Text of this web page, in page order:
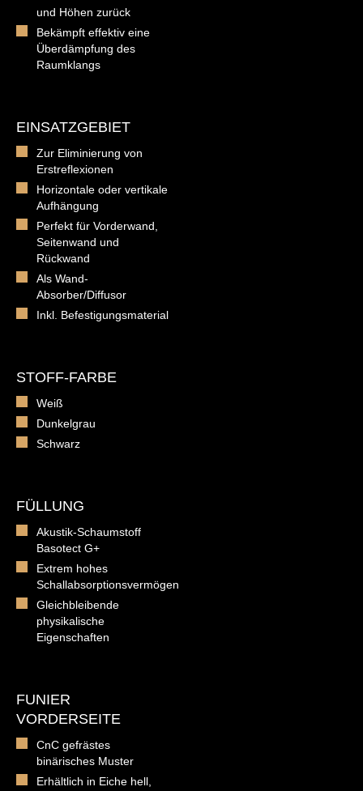
und Höhen zurück
Bekämpft effektiv eine
Überdämpfung des
Raumklangs
EINSATZGEBIET
Zur Eliminierung von
Erstreflexionen
Horizontale oder vertikale
Aufhängung
Perfekt für Vorderwand,
Seitenwand und
Rückwand
Als Wand-
Absorber/Diffusor
Inkl. Befestigungsmaterial
STOFF-FARBE
Weiß
Dunkelgrau
Schwarz
FÜLLUNG
Akustik-Schaumstoff
Basotect G+
Extrem hohes
Schallabsorptionsvermögen
Gleichbleibende
physikalische
Eigenschaften
FUNIER
VORDERSEITE
CnC gefrästes
binärisches Muster
Erhältlich in Eiche hell,